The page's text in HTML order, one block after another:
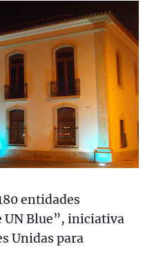
entidades
UN Blue”, iniciativa
Unidas para